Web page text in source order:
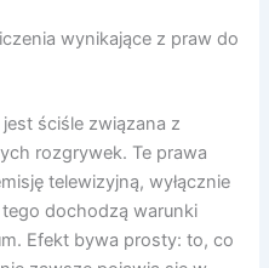
wynikające z praw do
ściśle związana z
rozgrywek. Te prawa
telewizyjną, wyłącznie
tego dochodzą warunki
Efekt bywa prosty: to, co